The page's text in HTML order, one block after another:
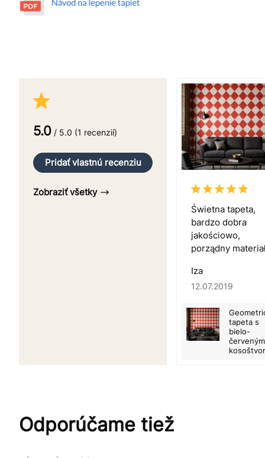
5.0 / 5.0 (1 recenzií)
Pridať vlastnú recenziu
Zobraziť všetky
Świetna tapeta,
bardzo dobra
jakościowo,
porządny
Iza
12.07.2019
tapeta s
bielo-
Odporúčame tiež